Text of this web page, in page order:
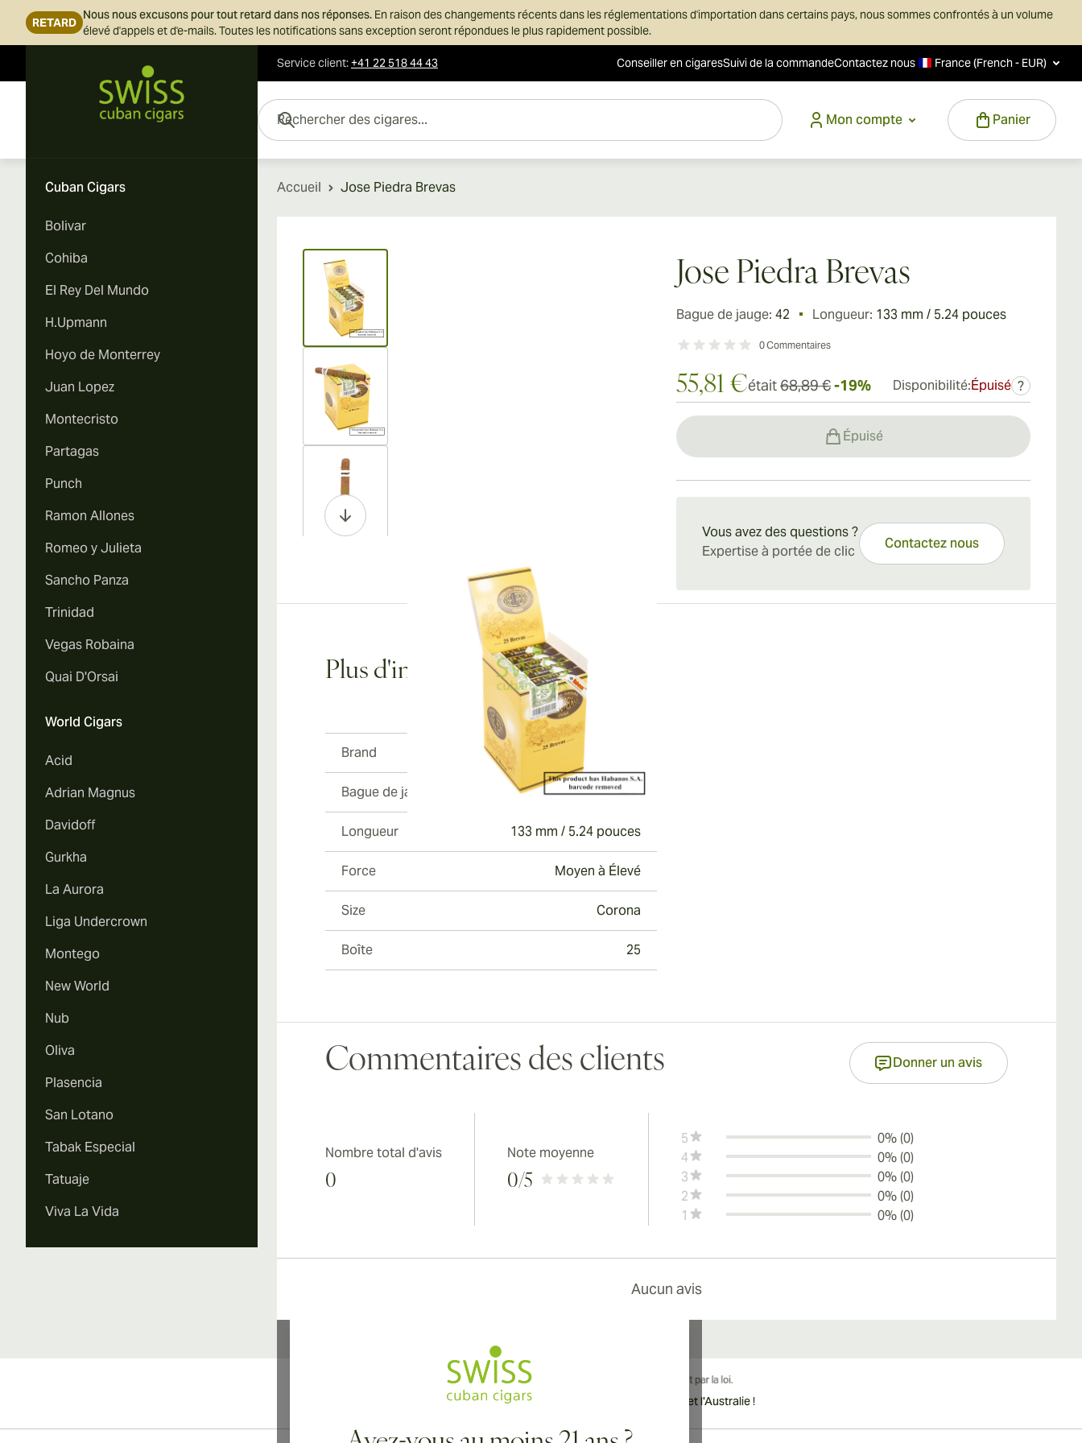
RETARD
Nous nous excusons pour tout retard dans nos réponses. En raison des changements récents dans les réglementations d'importation dans certains pays, nous sommes confrontés à un volume
élevé d'appels et d'e-mails. Toutes les notifications sans exception seront répondues le plus rapidement possible.
Service client:+41 22 518 44 43 Conseiller en cigaresSuivi de la commandeContactez nous France (French - EUR)
Mon compte
Panier
Rechercher des cigares...
Cuban Cigars
Bolivar
Cohiba
El Rey Del Mundo
H.Upmann
Hoyo de Monterrey
Juan Lopez
Montecristo
Partagas
Punch
Ramon Allones
Romeo y Julieta
Sancho Panza
Trinidad
Vegas Robaina
Quai D'Orsai
World Cigars
Acid
Adrian Magnus
Davidoff
Gurkha
La Aurora
Liga Undercrown
Montego
New World
Nub
Oliva
Plasencia
San Lotano
Tabak Especial
Tatuaje
Viva La Vida
Accueil Jose Piedra Brevas
View larger image
Jose Piedra Brevas
Bague de jauge: 42 Longueur: 133 mm / 5.24 pouces
0Commentaires
55,81 €était68,89 €-19% Disponibilité:Épuisé ?
Épuisé
Vous avez des questions ?
Expertise à portée de clic
Contactez nous
Plus d'informations
Brand Jose Piedra
Bague de jauge 42
Longueur 133 mm / 5.24 pouces
Force Moyen à Élevé
Size Corona
Boîte 25
Commentaires des clients Donner un avis
Nombre total d'avis
0
Note moyenne
0/5
5
0% (0)
4
0% (0)
3
0% (0)
2
0% (0)
1
0% (0)
Aucun avis
Livraison internationale disponible vers le Canada, le Royaume-Uni et l'Australie !